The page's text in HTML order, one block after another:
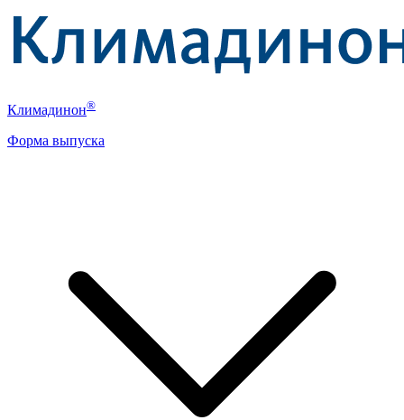
Климадинон®
Форма выпуска